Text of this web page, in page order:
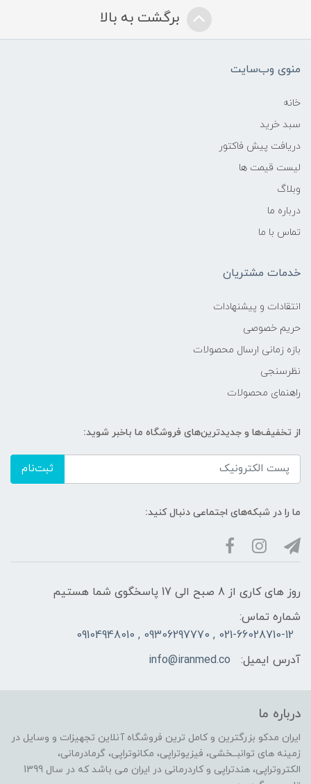
برگشت به بالا
منوی وب‌سایت
خانه
سبد خرید
دریافت پیش فاکتور
لیست قیمت ها
وبلاگ
درباره ما
تماس با ما
خدمات مشتریان
انتقادات و پیشنهادات
حریم خصوصی
بازه زمانی ارسال محصولات
نظرسنجی
راهنمای محصولات
از تخفیف‌ها و جدیدترین‌های فروشگاه ما باخبر شوید:
ثبت‌نام
ما را در شبکه‌های اجتماعی دنبال کنید:
روز های کاری از 8 صبح الی 17 پاسخگوی شما هستیم
شماره تماس:
021-66028710-12 , 09306297770 , 09104948010
آدرس ایمیل:
info@iranmed.co
درباره ما
ایران مدکو بزرگترین و کامل ترین فروشگاه آنلاین تجهیزات و وسایل در
زمینه های توانبــخشی، فیزیوتراپی، مکانوتراپی، گرمادرمانی،
الکتروتراپی، هندتراپی و کاردرمانی در ایران می باشد که در سال 1399